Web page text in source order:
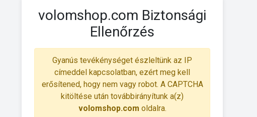
volomshop.com Biztonsági
Ellenőrzés
Gyanús tevékénységet észleltünk az IP
címeddel kapcsolatban, ezért meg kell
erősítened, hogy nem vagy robot. A CAPTCHA
kitöltése után továbbirányítunk a(z)
volomshop.com oldalra.